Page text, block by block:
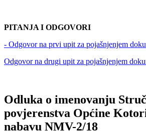
PITANJA I ODGOVORI
- Odgovor na prvi upit za pojašnjenjem
Odgovor na drugi upit za pojašnjenjem
Odluka o imenovanju
povjerenstva Općine
nabavu NMV-2/18